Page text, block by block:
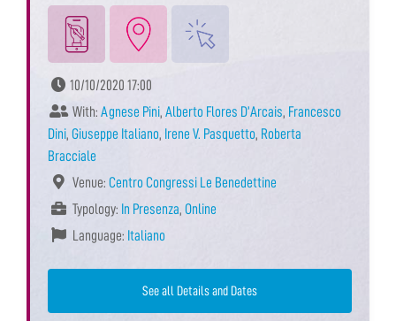
10/10/2020 17:00
With: Agnese Pini, Alberto Flores D’Arcais, Francesco
Dini, Giuseppe Italiano, Irene V. Pasquetto, Roberta
Bracciale
Venue: Centro Congressi Le Benedettine
Typology: In Presenza, Online
Language: Italiano
See all Details and Dates